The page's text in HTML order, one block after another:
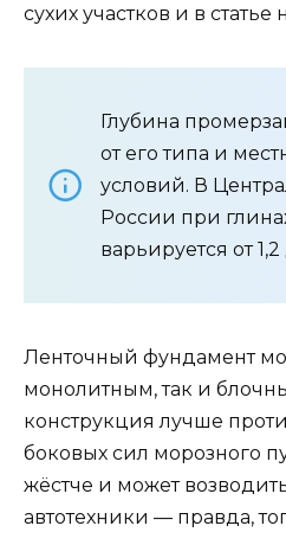
сухих участков и в статье
Глубина
от его типа и
условий. В
России при
варьируется от 1,2
Ленточный фундамент
монолитным, так и
конструкция лучше
боковых сил морозного
жёстче и может
автотехники — правда,